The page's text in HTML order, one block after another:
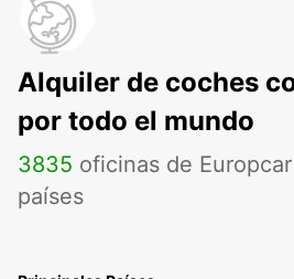
Alquiler de coches
por todo el mundo
3835 oficinas de
países